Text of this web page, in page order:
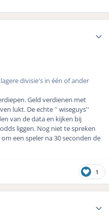
divisie's in één of ander
Geld verdienen met
lukt. De echte '' wiseguys''
van de data en kijken bij
liggen. Nog niet te spreken
een speler na 30 seconden de
1